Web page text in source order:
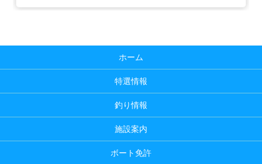
ホーム
特選情報
釣り情報
施設案内
ボート免許